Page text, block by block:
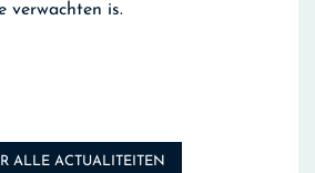
verwachten is.
ALLE ACTUALITEITEN